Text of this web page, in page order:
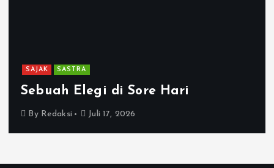
SAJAK SASTRA
Sebuah Elegi di Sore Hari
By Redaksi Juli 17, 2026